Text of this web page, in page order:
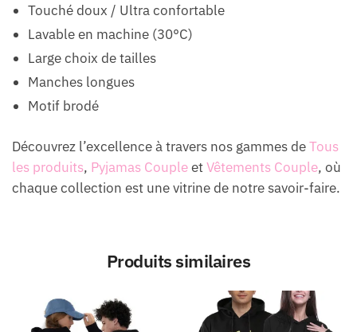
Touché doux / Ultra confortable
Lavable en machine (30°C)
Large choix de tailles
Manches longues
Motif brodé
Découvrez l’excellence à travers nos gammes deTous
les produits, Pyjamas CoupleetVêtements Couple, où
chaque collection est une vitrine de notre savoir-faire.
Produits similaires